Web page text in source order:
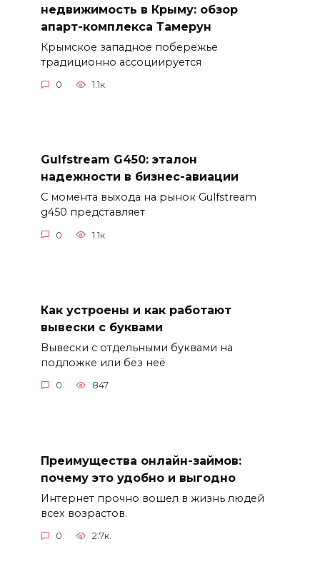
недвижимость в Крыму: обзор
апарт-комплекса Тамерун
Крымское западное побережье
традиционно ассоциируется
0 1.1к.
Gulfstream G450: эталон
надежности в бизнес-авиации
С момента выхода на рынок Gulfstream
g450 представляет
0 1.1к.
Как устроены и как работают
вывески с буквами
Вывески с отдельными буквами на
подложке или без неё
0 847
Преимущества онлайн-займов:
почему это удобно и выгодно
Интернет прочно вошел в жизнь людей
всех возрастов.
0 2.7к.